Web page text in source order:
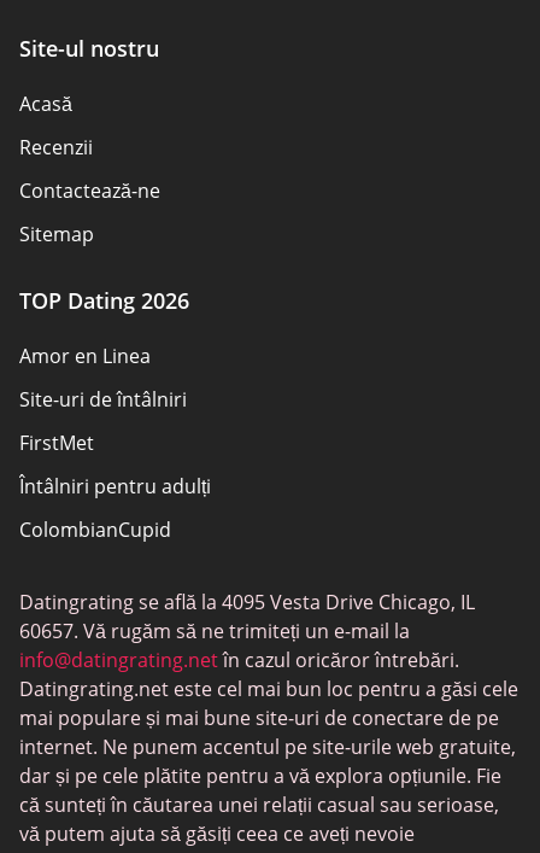
Site-ul nostru
Acasă
Recenzii
Contactează-ne
Sitemap
TOP Dating 2026
Amor en Linea
Site-uri de întâlniri
FirstMet
Întâlniri pentru adulți
ColombianCupid
MeetMindful
Întâlniri BDSM
BBPeopleMeet
Site-uri Sugar Daddy
JPeopleMeet
Întâlniri trans
Datingrating se află la 4095 Vesta Drive Chicago, IL
60657. Vă rugăm să ne trimiteți un e-mail la
info@datingrating.netîn cazul oricăror întrebări.
Datingrating.net este cel mai bun loc pentru a găsi cele
mai populare și mai bune site-uri de conectare de pe
internet. Ne punem accentul pe site-urile web gratuite,
dar și pe cele plătite pentru a vă explora opțiunile. Fie
că sunteți în căutarea unei relații casual sau serioase,
vă putem ajuta să găsiți ceea ce aveți nevoie